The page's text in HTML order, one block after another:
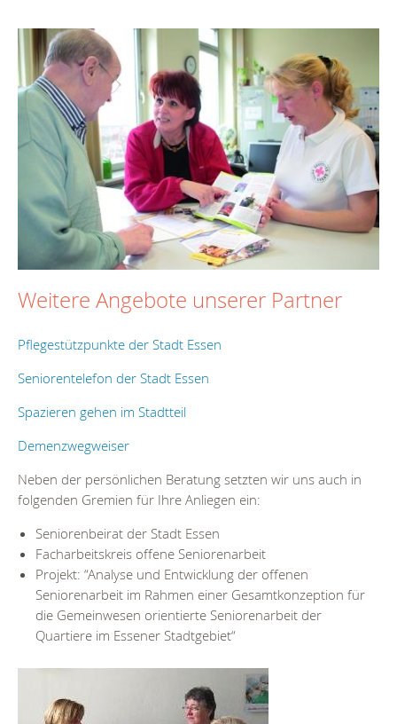
Weitere Angebote unserer Partner
Pflegestützpunkte der Stadt Essen
Seniorentelefon der Stadt Essen
Spazieren gehen im Stadtteil
Demenzwegweiser
Neben der persönlichen Beratung setzten wir uns auch in
folgenden Gremien für Ihre Anliegen ein:
Seniorenbeirat der Stadt Essen
Facharbeitskreis offene Seniorenarbeit
Projekt: “Analyse und Entwicklung der offenen
Seniorenarbeit im Rahmen einer Gesamtkonzeption für
die Gemeinwesen orientierte Seniorenarbeit der
Quartiere im Essener Stadtgebiet“